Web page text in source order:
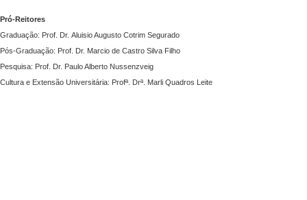
Pró-Reitores
Graduação: Prof. Dr. Aluisio Augusto Cotrim Segurado
Pós-Graduação: Prof. Dr. Marcio de Castro Silva Filho
Pesquisa: Prof. Dr. Paulo Alberto Nussenzveig
Cultura e Extensão Universitária: Profª. Drª. Marli Quadros Leite